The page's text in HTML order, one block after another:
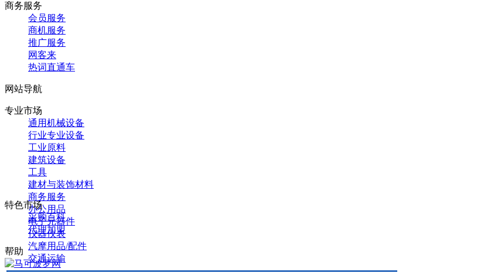
商务服务
会员服务
商机服务
推广服务
网客来
热词直通车
网站导航
专业市场
通用机械设备
行业专业设备
工业原料
建筑设备
工具
建材与装饰材料
商务服务
办公用品
电子元器件
仪器仪表
汽摩用品/配件
交通运输
特色市场
采购百科
代理加盟
帮助